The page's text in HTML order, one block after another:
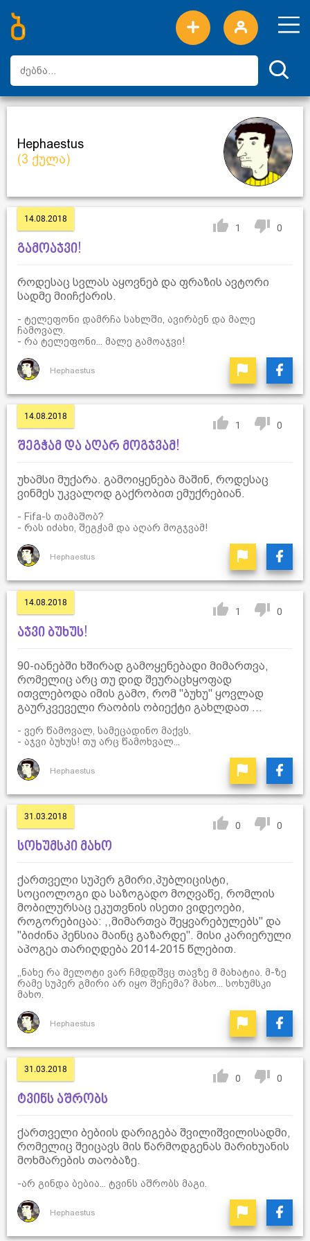
ახალი სიტყვები
ტოპ სიტყვები
დღის ტოპ სიტყვები
ტოპ მომხმარებლები
Hephaestus
(3 ქულა)
14.08.2018
1 0
გამოაჯვი!
როდესაც სვლას აყოვნებ და ფრაზის ავტორი
სადმე მიიჩქარის.
- ტელეფონი დამრჩა სახლში, ავირბენ და მალე
ჩამოვალ.
- რა ტელეფონი... მალე გამოაჯვი!
Hephaestus
14.08.2018
1 0
შეგჭამ და აღარ მოგჯვამ!
უხამსი მუქარა. გამოიყენება მაშინ, როდესაც
ვინმეს უკვალოდ გაქრობით ემუქრებიან.
- Fifa-ს თამაშობ?
- რას იძახი, შეგჭამ და აღარ მოგჯვამ!
Hephaestus
14.08.2018
1 0
აჯვი ბუხუს!
90-იანებში ხშირად გამოყენებადი მიმართვა,
რომელიც არც თუ დიდ შეურაცხყოფად
ითვლებოდა იმის გამო, რომ "ბუხუ" ყოვლად
გაურკვეველი რაობის ობიექტი გახლდათ ...
- ვერ წამოვალ, სამეცადინო მაქვს.
- აჯვი ბუხუს! თუ არც წამოხვალ...
Hephaestus
31.03.2018
0 0
სოხუმსკი მახო
ქართველი სუპერ გმირი,პუბლიცისტი,
სოციოლოგი და საზოგადო მოღვაწე, რომლის
მობილურსაც ეკუთვნის ისეთი ვიდეოები,
როგორებიცაა: ,,მიმართვა შეყვარებულებს'' და
''ბიძინა პენსია მაინც გაზარდე''. მისი კარიერული
აპოგეა თარიღდება 2014-2015 წლებით.
,,ნახე რა მელოტი ვარ ჩმდდშვც თავზე მ მახატია. მ-ზე
რამე სუპერ გმირი არ იყო შეჩემა? მახო... სოხუმსკი
მახო.
Hephaestus
31.03.2018
0 0
ტვინს აშრობს
ქართველი ბებიის დარიგება შვილიშვილისადმი,
რომელიც შეიცავს მის წარმოდგენას მარიხუანის
მოხმარების თაობაზე.
-არ გინდა ბებია... ტვინს აშრობს მაგი.
Hephaestus